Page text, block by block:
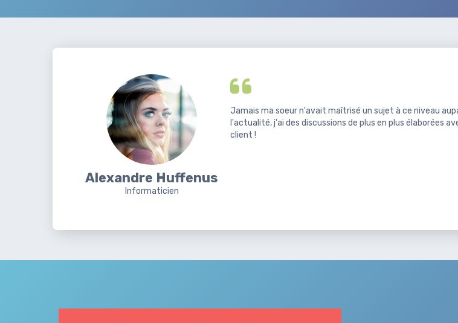
Alexandre Huffenus
Informaticien
Jamais ma soeur n'avait maîtrisé un sujet à ce niveau
l'actualité, j'ai des discussions de plus en plus élaborées
client !